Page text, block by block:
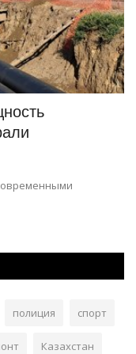
полиция спорт
Казахстан